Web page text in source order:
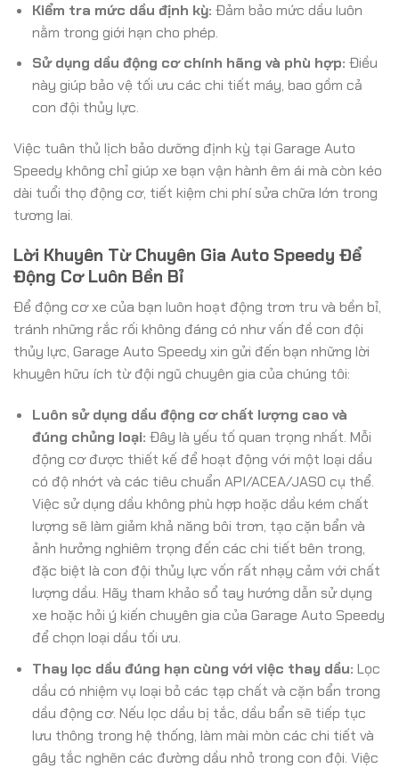
Kiểm tra mức dầu định kỳ: Đảm bảo mức dầu luôn
nằm trong giới hạn cho phép.
Sử dụng dầu động cơ chính hãng và phù hợp: Điều
này giúp bảo vệ tối ưu các chi tiết máy, bao gồm cả
con đội thủy lực.
Việc tuân thủ lịch bảo dưỡng định kỳ tại Garage Auto
Speedy không chỉ giúp xe bạn vận hành êm ái mà còn kéo
dài tuổi thọ động cơ, tiết kiệm chi phí sửa chữa lớn trong
tương lai.
Lời Khuyên Từ Chuyên Gia Auto Speedy Để
Động Cơ Luôn Bền Bỉ
Để động cơ xe của bạn luôn hoạt động trơn tru và bền bỉ,
tránh những rắc rối không đáng có như vấn đề con đội
thủy lực, Garage Auto Speedy xin gửi đến bạn những lời
khuyên hữu ích từ đội ngũ chuyên gia của chúng tôi:
Luôn sử dụng dầu động cơ chất lượng cao và
đúng chủng loại: Đây là yếu tố quan trọng nhất. Mỗi
động cơ được thiết kế để hoạt động với một loại dầu
có độ nhớt và các tiêu chuẩn API/ACEA/JASO cụ thể.
Việc sử dụng dầu không phù hợp hoặc dầu kém chất
lượng sẽ làm giảm khả năng bôi trơn, tạo cặn bẩn và
ảnh hưởng nghiêm trọng đến các chi tiết bên trong,
đặc biệt là con đội thủy lực vốn rất nhạy cảm với chất
lượng dầu. Hãy tham khảo sổ tay hướng dẫn sử dụng
xe hoặc hỏi ý kiến chuyên gia của Garage Auto Speedy
để chọn loại dầu tối ưu.
Thay lọc dầu đúng hạn cùng với việc thay dầu: Lọc
dầu có nhiệm vụ loại bỏ các tạp chất và cặn bẩn trong
dầu động cơ. Nếu lọc dầu bị tắc, dầu bẩn sẽ tiếp tục
lưu thông trong hệ thống, làm mài mòn các chi tiết và
gây tắc nghẽn các đường dầu nhỏ trong con đội. Việc